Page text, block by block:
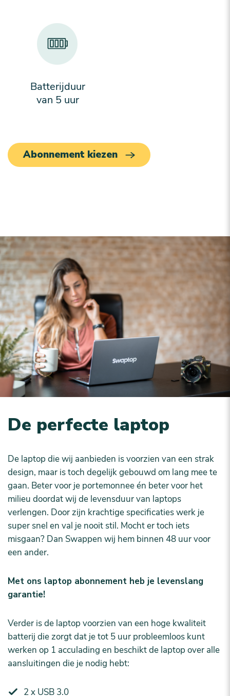
Batterijduur
van 5 uur
Abonnement kiezen
De perfecte laptop
De laptop die wij aanbieden is voorzien van een strak
design, maar is toch degelijk gebouwd om lang mee te
gaan. Beter voor je portemonnee én beter voor het
milieu doordat wij de levensduur van laptops
verlengen. Door zijn krachtige specificaties werk je
super snel en val je nooit stil. Mocht er toch iets
misgaan? Dan Swappen wij hem binnen 48 uur voor
een ander.
Met ons laptop abonnement heb je levenslang
garantie!
Verder is de laptop voorzien van een hoge kwaliteit
batterij die zorgt dat je tot 5 uur probleemloos kunt
werken op 1 acculading en beschikt de laptop over alle
aansluitingen die je nodig hebt:
2 x USB 3.0